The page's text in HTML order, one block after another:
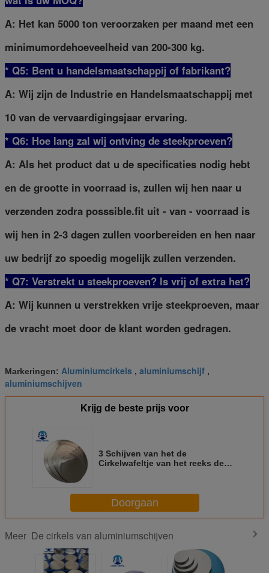
A: Het kan 5000 ton veroorzaken per maand met een
minimumordehoeveelheid van 200-300 kg.
* Q5: Bent u handelsmaatschappij of fabrikant?
A: Wij zijn de Industrie en Handelsmaatschappij met
10 van de vervaardigingsjaar ervaring.
* Q6: Hoe lang zal wij ontving de steekproeven?
A: Als het product dat u de specificaties nodig hebt
en de grootte in voorraad is, zullen wij hen naar u
verzenden zodra posssible.fit uit - van - voorraad is
wij hen in 2-3 dagen zullen voorbereiden en hen naar
uw bedrijf zo spoedig mogelijk zullen verzenden.
* Q7: Verstrekt u steekproeven? ls vrij of extra het?
A: Wij kunnen u verstrekken vrije steekproeven, maar
de vracht moet door de klant worden gedragen.
Markeringen: Aluminiumcirkels , aluminiumschijf ,
aluminiumschijven
Krijg de beste prijs voor
3 Schijven van het de
Cirkelwafeltje van het reeks de
Doorgaan
Meer De cirkels van aluminiumschijven